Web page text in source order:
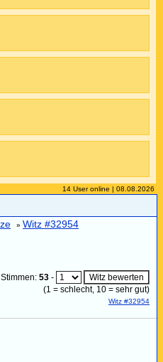
14 User online | 08.08.2026
» Witz #32954
Stimmen: 53 -
(1 = schlecht, 10 = sehr gut)
Witz #32954